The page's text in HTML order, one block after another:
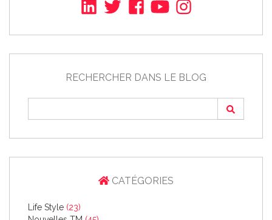
RECHERCHER DANS LE BLOG
CATÉGORIES
Life Style (23)